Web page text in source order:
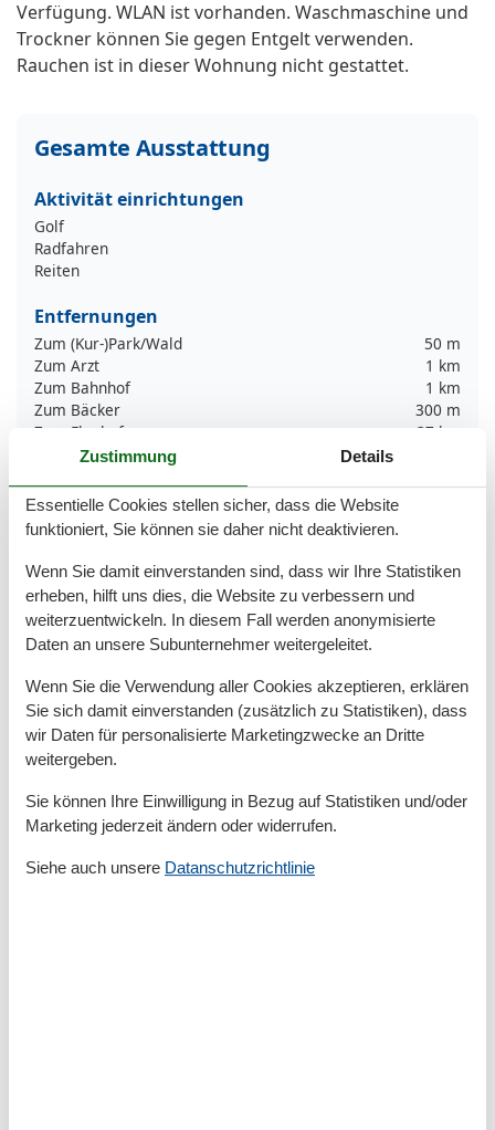
Verfügung. WLAN ist vorhanden. Waschmaschine und
Trockner können Sie gegen Entgelt verwenden.
Rauchen ist in dieser Wohnung nicht gestattet.
Gesamte Ausstattung
Aktivität einrichtungen
Golf
Radfahren
Reiten
Entfernungen
Zum (Kur-)Park/Wald
50 m
Zum Arzt
1 km
Zum Bahnhof
1 km
Zum Bäcker
300 m
Zum Flughafen
37 km
Zum Geldautomaten/Bank
Zum Krankenhaus/Klinik
Zum Radweg
Zum Restaurant
Zum Strand
200 m
Zum Supermarkt
Zum Zentrum
Zur Autobahn
55 km
Zur Badestelle/Gewässer
Zur Therme
800 m
Zur Tourist-Information
300 m
Grundeinrichtungen
Baujahr
Größe
50 m²
Serviceeinrichtungen
Backofen
Zustimmung Details
Essentielle Cookies stellen sicher, dass die Website
funktioniert, Sie können sie daher nicht deaktivieren.
Wenn Sie damit einverstanden sind, dass wir Ihre Statistiken
erheben, hilft uns dies, die Website zu verbessern und
weiterzuentwickeln. In diesem Fall werden anonymisierte
Daten an unsere Subunternehmer weitergeleitet.
Wenn Sie die Verwendung aller Cookies akzeptieren, erklären
Sie sich damit einverstanden (zusätzlich zu Statistiken), dass
wir Daten für personalisierte Marketingzwecke an Dritte
weitergeben.
Sie können Ihre Einwilligung in Bezug auf Statistiken und/oder
Marketing jederzeit ändern oder widerrufen.
Siehe auch unsere Datanschutzrichtlinie